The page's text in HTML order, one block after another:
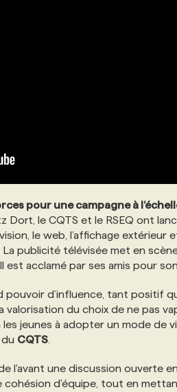
pour une campagne à
Dort, le CQTS et le RSEQ ont
le web, l’affichage
La publicité télévisée met en
est acclamé par ses amis pour
pouvoir d’influence, tant positif
valorisation du choix de ne pas
jeunes à adopter un mode de
CQTS
l'avant une discussion ouverte
d'équipe, tout en